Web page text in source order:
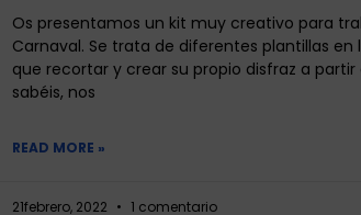
Os presentamos un kit muy creativo para
Carnaval. Se trata de diferentes plantillas
que recortar y crear su propio disfraz a
sabéis, nos
READ MORE »
21febrero, 2022 1 comentario